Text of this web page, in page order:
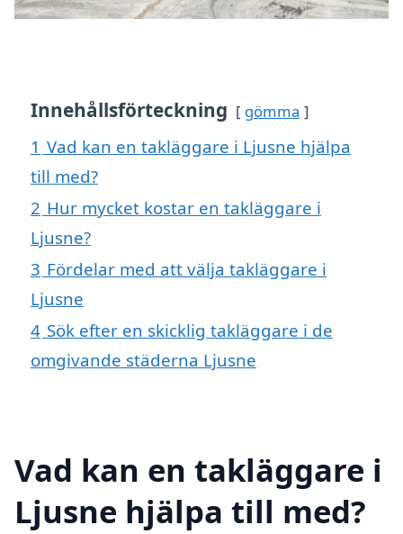
Innehållsförteckning gömma
1 Vad kan en takläggare i Ljusne hjälpa
till med?
2 Hur mycket kostar en takläggare i
Ljusne?
3 Fördelar med att välja takläggare i
Ljusne
4 Sök efter en skicklig takläggare i de
omgivande städerna Ljusne
Vad kan en takläggare i
Ljusne hjälpa till med?